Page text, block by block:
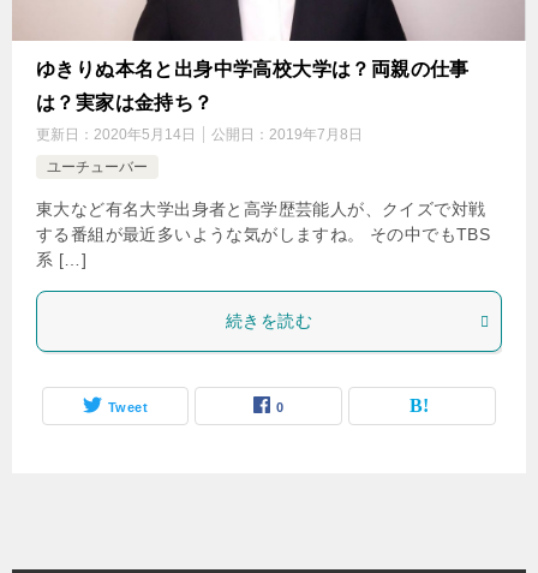
ゆきりぬ本名と出身中学高校大学は？両親の仕事
は？実家は金持ち？
更新日： 2020年5月14日 公開日： 2019年7月8日
ユーチューバー
東大など有名大学出身者と高学歴芸能人が、クイズで対戦
する番組が最近多いような気がしますね。 その中でもTBS
系 […]
続きを読む
Tweet 0